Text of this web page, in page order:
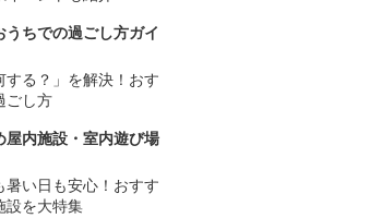
うちでの過ごし方ガイ
する？」を解決！おす
ごし方
屋内施設・室内遊び場
暑い日も安心！おすす
設を大特集